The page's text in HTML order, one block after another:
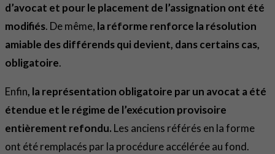
d’avocat et pour le placement de l’assignation ont été
modifiés. De même, la réforme renforce la résolution
amiable des différends qui devient, dans certains cas,
obligatoire.
Enfin, la représentation obligatoire par un avocat a été
étendue et le régime de l’exécution provisoire
entièrement refondu. Les anciens référés en la forme
ont été remplacés par la procédure accélérée au fond.